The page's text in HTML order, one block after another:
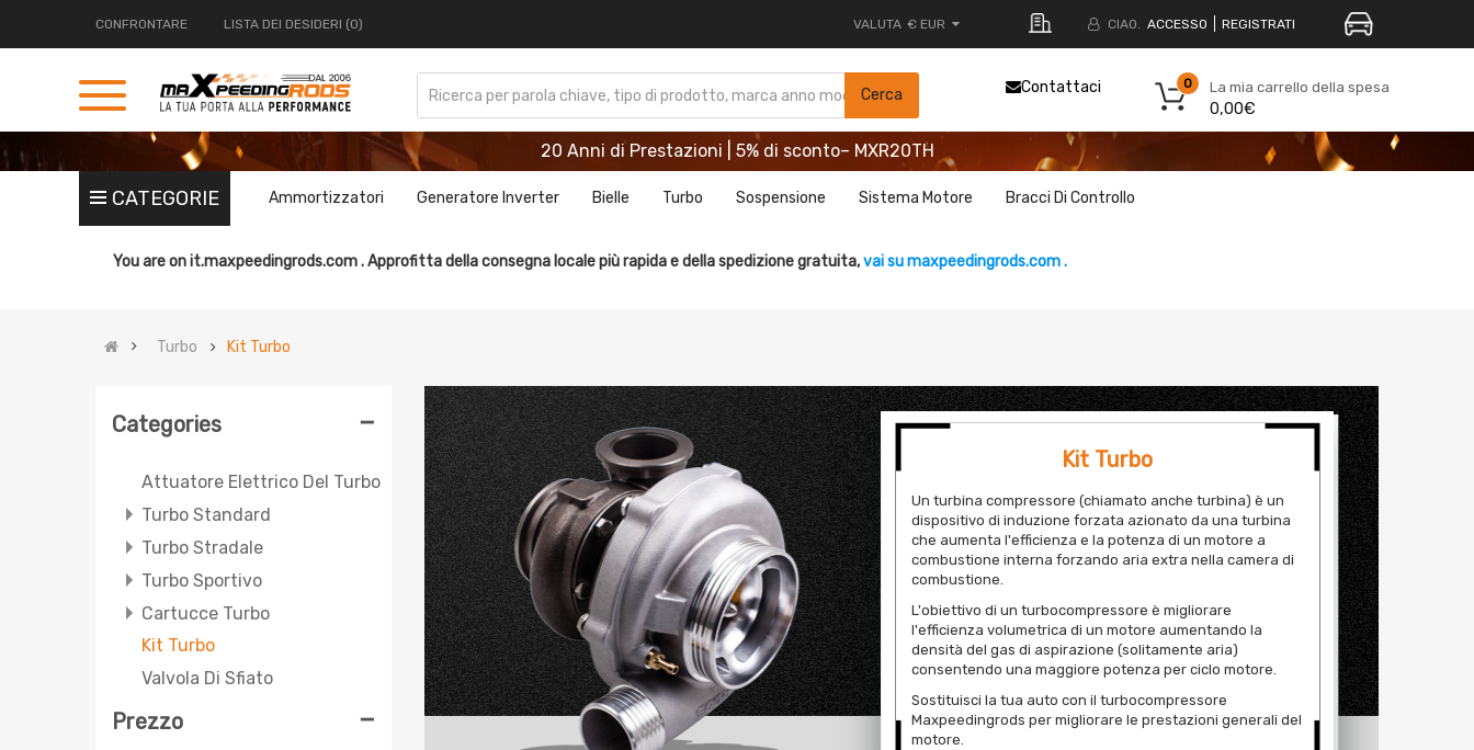
CONFRONTARE LISTA DEI DESIDERI (0) VALUTA € EUR CIAO. ACCESSO REGISTRATI
Cerca La mia carrello della spesa
0
0,00€
Contattaci
20 Anni di Prestazioni | 5% di sconto– MXR20TH
REGISTRATI ORA E RISPARMIA 5%- CODICE： WELCOME
20 Anni di Prestazioni | 5% di sconto– MXR20TH
REGISTRATI ORA E RISPARMIA 5%- CODICE： WELCOME
CATEGORIE Ammortizzatori Generatore Inverter Bielle Turbo Sospensione Sistema Motore Bracci Di Controllo
You are onit.maxpeedingrods.com .Approfitta della consegna locale più rapida e della spedizione gratuita,vai su maxpeedingrods.com .
Turbo Kit Turbo
Categories -
Attuatore Elettrico Del Turbo
Turbo Standard
Turbo Stradale
Turbo Sportivo
Cartucce Turbo
Kit Turbo
Valvola Di Sfiato
Prezzo -
Kit Turbo
Un turbina compressore (chiamato anche turbina) è un
dispositivo di induzione forzata azionato da una turbina
che aumenta l'efficienza e la potenza di un motore a
combustione interna forzando aria extra nella camera di
combustione.
L'obiettivo di un turbocompressore è migliorare
l'efficienza volumetrica di un motore aumentando la
densità del gas di aspirazione (solitamente aria)
consentendo una maggiore potenza per ciclo motore.
Sostituisci la tua auto con il turbocompressore
Maxpeedingrods per migliorare le prestazioni generali del
motore.